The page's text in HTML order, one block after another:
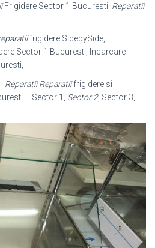
Frigidere Sector 1 Bucuresti, Reparatii
frigidere SidebySide,
Sector 1 Bucuresti, Incarcare
Reparatii Reparatiifrigidere si
– Sector 1, Sector 2, Sector 3,